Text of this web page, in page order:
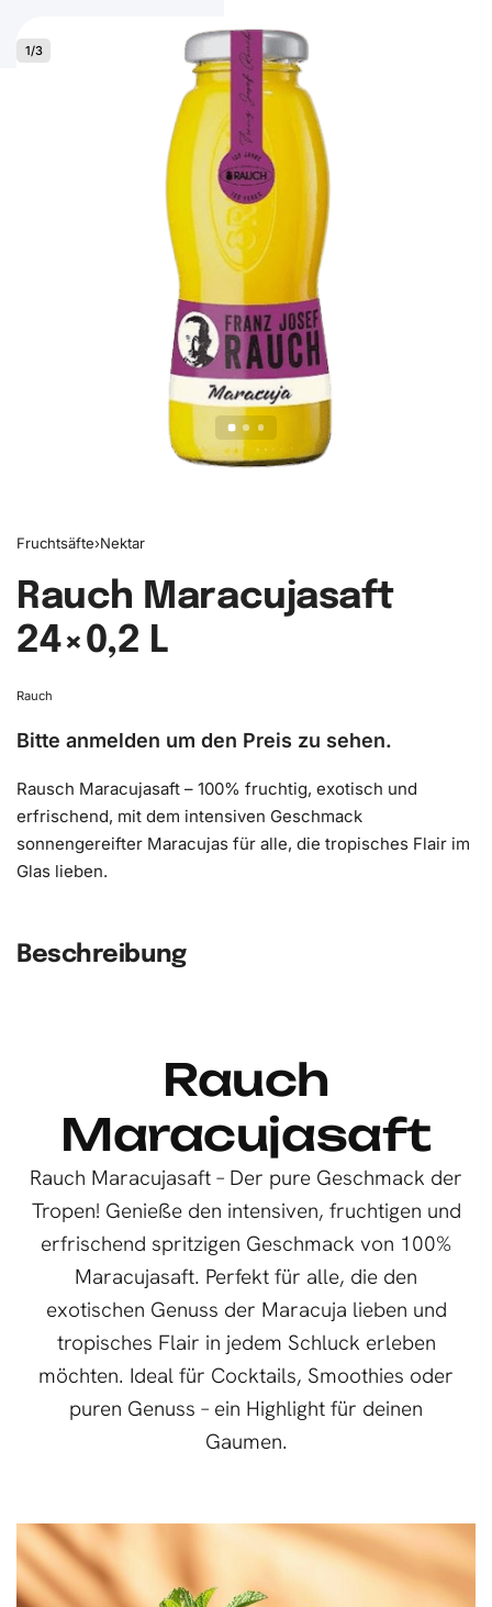
1/3
Fruchtsäfte›Nektar
Rauch Maracujasaft
24×0,2 L
Rauch
Bitte anmelden um den Preis zu sehen.
Rausch Maracujasaft – 100% fruchtig, exotisch und
erfrischend, mit dem intensiven Geschmack
sonnengereifter Maracujas für alle, die tropisches Flair im
Glas lieben.
Beschreibung
Rauch
Maracujasaft
Rauch Maracujasaft – Der pure Geschmack der
Tropen! Genieße den intensiven, fruchtigen und
erfrischend spritzigen Geschmack von 100%
Maracujasaft. Perfekt für alle, die den
exotischen Genuss der Maracuja lieben und
tropisches Flair in jedem Schluck erleben
möchten. Ideal für Cocktails, Smoothies oder
puren Genuss – ein Highlight für deinen
Gaumen.